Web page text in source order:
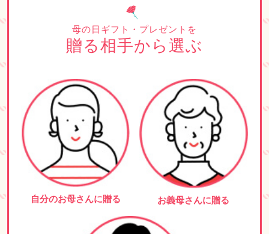
母の日ギフト・プレゼントを
贈る相手から選ぶ
自分のお母さんに贈る お義母さんに贈る